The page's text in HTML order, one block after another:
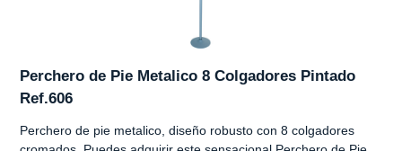
Perchero de Pie Metalico 8 Colgadores Pintado
Ref.606
Perchero de pie metalico, diseño robusto con 8 colgadores